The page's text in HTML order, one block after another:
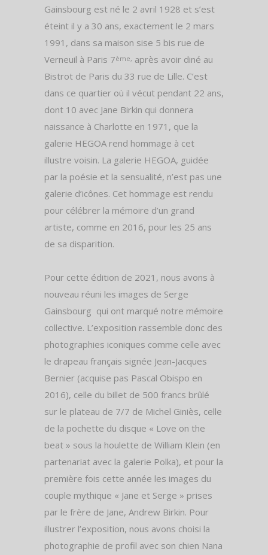
Gainsbourg est né le 2 avril 1928 et s’est
éteint il y a 30 ans, exactement le 2 mars
1991, dans sa maison sise 5 bis rue de
Verneuil à Paris 7ème, après avoir diné au
Bistrot de Paris du 33 rue de Lille. C’est
dans ce quartier où il vécut pendant 22 ans,
dont 10 avec Jane Birkin qui donnera
naissance à Charlotte en 1971, que la
galerie HEGOA rend hommage à cet
illustre voisin. La galerie HEGOA, guidée
par la poésie et la sensualité, n’est pas une
galerie d’icônes. Cet hommage est rendu
pour célébrer la mémoire d’un grand
artiste, comme en 2016, pour les 25 ans
de sa disparition.
Pour cette édition de 2021, nous avons à
nouveau réuni les images de Serge
Gainsbourg qui ont marqué notre mémoire
collective. L’exposition rassemble donc des
photographies iconiques comme celle avec
le drapeau français signée Jean-Jacques
Bernier (acquise pas Pascal Obispo en
2016), celle du billet de 500 francs brûlé
sur le plateau de 7/7 de Michel Giniès, celle
de la pochette du disque « Love on the
beat » sous la houlette de William Klein (en
partenariat avec la galerie Polka), et pour la
première fois cette année les images du
couple mythique « Jane et Serge » prises
par le frère de Jane, Andrew Birkin. Pour
illustrer l’exposition, nous avons choisi la
photographie de profil avec son chien Nana